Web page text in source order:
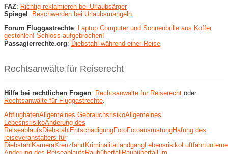
FAZ: Richtig reklamieren bei Urlaubsärger
Spiegel: Beschwerden bei Urlaubsmängeln
Forum Fluggastrechte: Laptop Computer und Sonnenbrille aus Koffer
gestohlen! Schloss aufgebrochen!
Passagierrechte.org: Diebstahl während einer Reise
Rechtsanwälte für Reiserecht
Hilfe bei rechtlichen Fragen: Rechtsanwälte für Reiserecht oder
Rechtsanwälte für Fluggastrechte
AbflughafenAllgemeines GebrauchsrisikoAllgemeines
LebesnsrisikoÄnderung des
ReiseablaufsDiebstahlEntschädigungFotoFotoausrüstungHafung des
reiseveranstalters für
DiebstahlKameraKreuzfahrtKriminalitätlandgangLebensrisiko
Änderung des ReiseablaufsRaubüberfallRaubüberfall im